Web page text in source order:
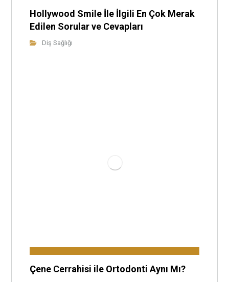
Hollywood Smile İle İlgili En Çok Merak
Edilen Sorular ve Cevapları
Diş Sağlığı
Çene Cerrahisi ile Ortodonti Aynı Mı?